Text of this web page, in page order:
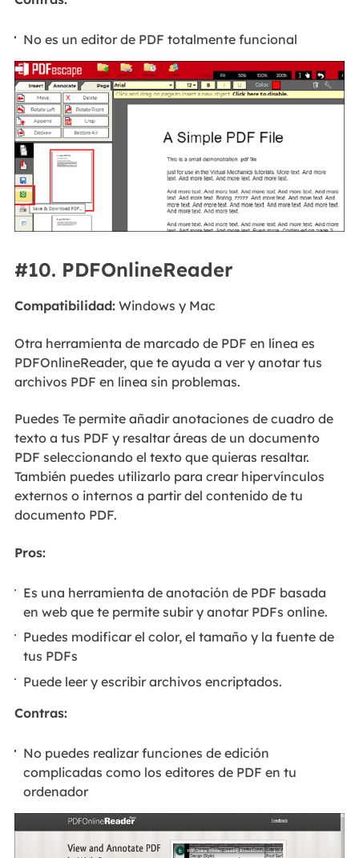
No es un editor de PDF totalmente funcional
#10. PDFOnlineReader
Compatibilidad:Windows y Mac
Otra herramienta de marcado de PDF en línea es
PDFOnlineReader, que te ayuda a ver y anotar tus
archivos PDF en línea sin problemas.
Puedes Te permite añadir anotaciones de cuadro de
texto a tus PDF y resaltar áreas de un documento
PDF seleccionando el texto que quieras resaltar.
También puedes utilizarlo para crear hipervínculos
externos o internos a partir del contenido de tu
documento PDF.
Pros:
Es una herramienta de anotación de PDF basada
en web que te permite subir y anotar PDFs online.
Puedes modificar el color, el tamaño y la fuente de
tus PDFs
Puede leer y escribir archivos encriptados.
Contras:
No puedes realizar funciones de edición
complicadas como los editores de PDF en tu
ordenador